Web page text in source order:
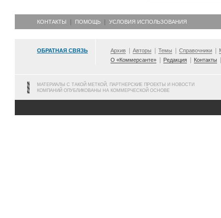
КОНТАКТЫ ПОМОЩЬ УСЛОВИЯ ИСПОЛЬЗОВАНИЯ
ОБРАТНАЯ СВЯЗЬ Архив Авторы Темы Справочники
О «Коммерсанте»
Редакция Контакты
МАТЕРИАЛЫ С ТАКОЙ МЕТКОЙ, ПАРТНЕРСКИЕ ПРОЕКТЫ И НОВОСТИ
КОМПАНИЙ ОПУБЛИКОВАНЫ НА КОММЕРЧЕСКОЙ ОСНОВЕ